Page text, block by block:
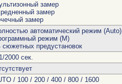
замер
замер
замер
автоматический режим (Auto)
режим (М)
сюжетных предустановок
2000 сек.
/ 100 / 200 / 400 / 800 / 1600